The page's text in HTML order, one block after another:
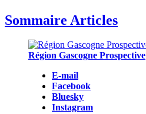
Sommaire Articles
Région Gascogne Prospective
E-mail
Facebook
Bluesky
Instagram